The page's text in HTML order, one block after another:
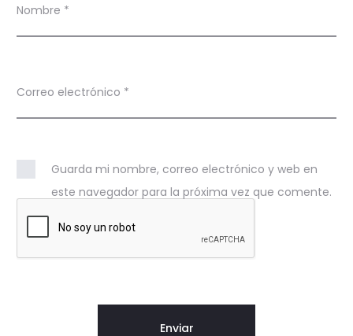
Nombre *
Correo electrónico *
Guarda mi nombre, correo electrónico y web en
este navegador para la próxima vez que comente.